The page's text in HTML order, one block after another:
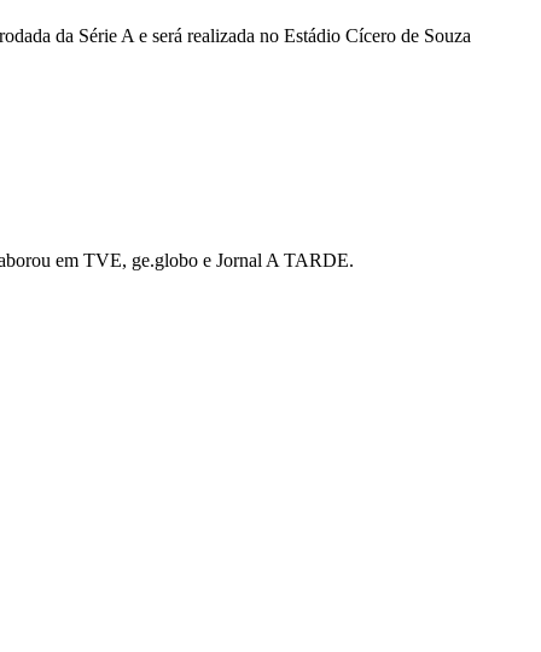
da Série A e será realizada no Estádio Cícero de Souza
em TVE, ge.globo e Jornal A TARDE.